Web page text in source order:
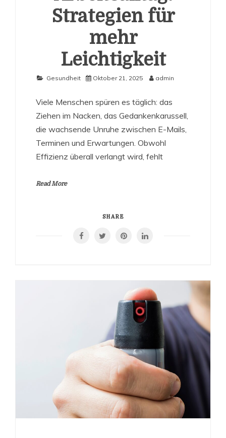
Strategien für
mehr
Leichtigkeit
Gesundheit Oktober 21, 2025 admin
Viele Menschen spüren es täglich: das
Ziehen im Nacken, das Gedankenkarussell,
die wachsende Unruhe zwischen E-Mails,
Terminen und Erwartungen. Obwohl
Effizienz überall verlangt wird, fehlt
Read More
SHARE